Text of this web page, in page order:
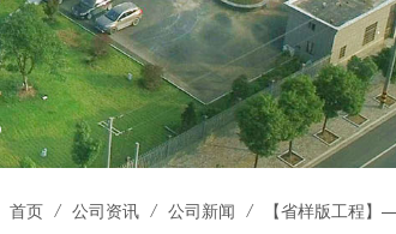
首页 / 公司资讯 / 公司新闻 / 【省样版工程